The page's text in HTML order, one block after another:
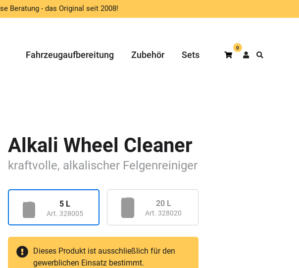
Beratung - das Original seit 2008!
Fahrzeugaufbereitung Zubehör Sets Warenkorb
0
Alkali Wheel Cleaner
kraftvolle, alkalischer Felgenreiniger
5 L
Art. 328005
20 L
Art. 328020
Dieses Produkt ist ausschließlich für den
gewerblichen Einsatz bestimmt.